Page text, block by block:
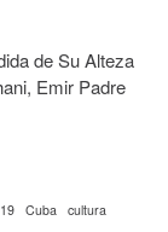
de Su Alteza
Emir Padre
Cuba
cultura